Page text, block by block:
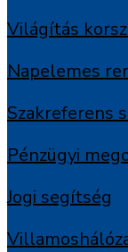
Világítás
Napelemes
Szakreferens
Pénzügyi
Jogi segítség